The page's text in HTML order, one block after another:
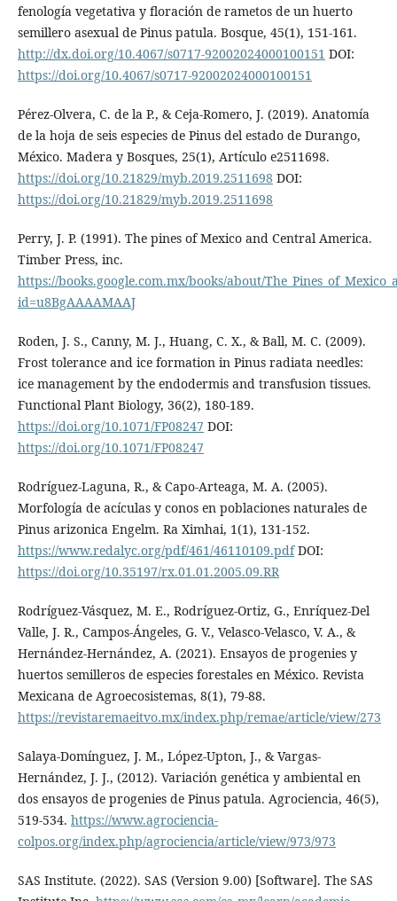
fenología vegetativa y floración de rametos de un huerto
semillero asexual de Pinus patula. Bosque, 45(1), 151-161.
http://dx.doi.org/10.4067/s0717-92002024000100151 DOI:
https://doi.org/10.4067/s0717-92002024000100151
Pérez-Olvera, C. de la P., & Ceja-Romero, J. (2019). Anatomía
de la hoja de seis especies de Pinus del estado de Durango,
México. Madera y Bosques, 25(1), Artículo e2511698.
https://doi.org/10.21829/myb.2019.2511698 DOI:
https://doi.org/10.21829/myb.2019.2511698
Perry, J. P. (1991). The pines of Mexico and Central America.
Timber Press, inc.
https://books.google.com.mx/books/about/
id=u8BgAAAAMAAJ
Roden, J. S., Canny, M. J., Huang, C. X., & Ball, M. C. (2009).
Frost tolerance and ice formation in Pinus radiata needles:
ice management by the endodermis and transfusion tissues.
Functional Plant Biology, 36(2), 180-189.
https://doi.org/10.1071/FP08247 DOI:
https://doi.org/10.1071/FP08247
Rodríguez-Laguna, R., & Capo-Arteaga, M. A. (2005).
Morfología de acículas y conos en poblaciones naturales de
Pinus arizonica Engelm. Ra Ximhai, 1(1), 131-152.
https://www.redalyc.org/pdf/461/46110109.pdfDOI:
https://doi.org/10.35197/rx.01.01.2005.09.RR
Rodríguez-Vásquez, M. E., Rodríguez-Ortiz, G., Enríquez-Del
Valle, J. R., Campos-Ángeles, G. V., Velasco-Velasco, V. A., &
Hernández-Hernández, A. (2021). Ensayos de progenies y
huertos semilleros de especies forestales en México. Revista
Mexicana de Agroecosistemas, 8(1), 79-88.
https://revistaremaeitvo.mx/index.php/remae/article/view/273
Salaya-Domínguez, J. M., López-Upton, J., & Vargas-
Hernández, J. J., (2012). Variación genética y ambiental en
dos ensayos de progenies de Pinus patula. Agrociencia, 46(5),
519-534. https://www.agrociencia-
colpos.org/index.php/agrociencia/article/view/973/973
SAS Institute. (2022). SAS (Version 9.00) [Software]. The SAS